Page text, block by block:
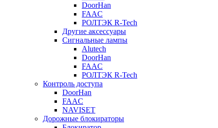
DoorHan
FAAC
РОЛТЭК R-Tech
Другие аксессуары
Сигнальные лампы
Alutech
DoorHan
FAAC
РОЛТЭК R-Tech
Контроль доступа
DoorHan
FAAC
NAVISET
Дорожные блокираторы